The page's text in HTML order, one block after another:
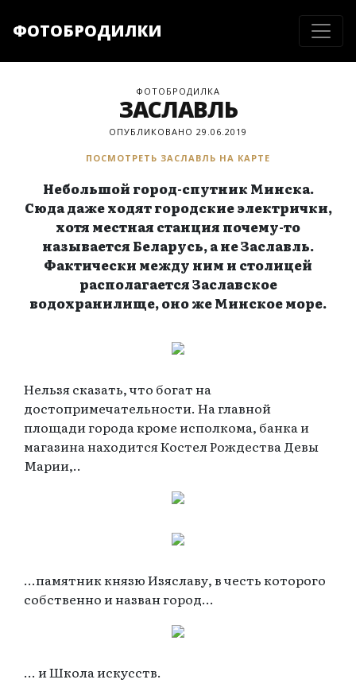
ФОТОБРОДИЛКИ
ФОТОБРОДИЛКА
ЗАСЛАВЛЬ
ОПУБЛИКОВАНО 29.06.2019
ПОСМОТРЕТЬ ЗАСЛАВЛЬ НА КАРТЕ
Небольшой город-спутник Минска.
Сюда даже ходят городские электрички,
хотя местная станция почему-то
называется Беларусь, а не Заславль.
Фактически между ним и столицей
располагается Заславское
водохранилище, оно же Минское море.
Нельзя сказать, что богат на
достопримечательности. На главной
площади города кроме исполкома, банка и
магазина находится Костел Рождества Девы
Марии,..
...памятник князю Изяславу, в честь которого
собственно и назван город...
... и Школа искусств.